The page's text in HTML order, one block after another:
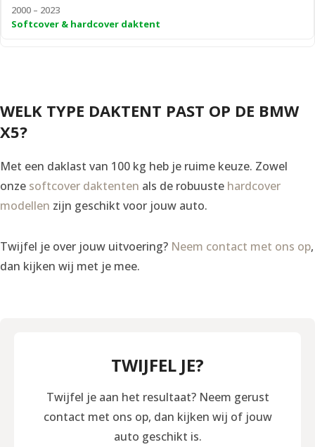
2000 – 2023
Softcover & hardcover daktent
WELK TYPE DAKTENT PAST OP DE BMW
X5?
Met een daklast van 100 kg heb je ruime keuze. Zowel
onze softcover daktenten als de robuuste hardcover
modellen zijn geschikt voor jouw auto.
Twijfel je over jouw uitvoering? Neem contact met ons op,
dan kijken wij met je mee.
TWIJFEL JE?
Twijfel je aan het resultaat? Neem gerust
contact met ons op, dan kijken wij of jouw
auto geschikt is.